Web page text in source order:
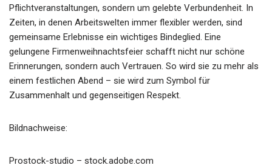
Pflichtveranstaltungen, sondern um gelebte Verbundenheit. In
Zeiten, in denen Arbeitswelten immer flexibler werden, sind
gemeinsame Erlebnisse ein wichtiges Bindeglied. Eine
gelungene Firmenweihnachtsfeier schafft nicht nur schöne
Erinnerungen, sondern auch Vertrauen. So wird sie zu mehr als
einem festlichen Abend – sie wird zum Symbol für
Zusammenhalt und gegenseitigen Respekt.
Bildnachweise:
Prostock-studio – stock.adobe.com